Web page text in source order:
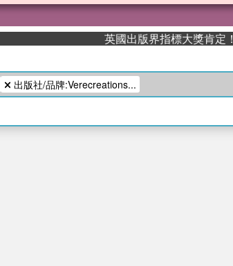
英國出版界指標大獎肯定！
出版社/品牌:Verecreations...